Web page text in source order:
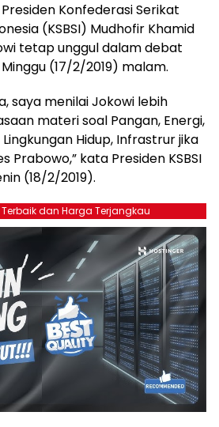
Presiden Konfederasi Serikat
(KSBSI) Mudhofir Khamid
tetap unggul dalam debat
(17/2/2019) malam.
saya menilai Jokowi lebih
materi soal Pangan, Energi,
Hidup, Infrastrur jika
Prabowo,” kata Presiden KSBSI
(18/2/2019).
dan Harga Terjangkau